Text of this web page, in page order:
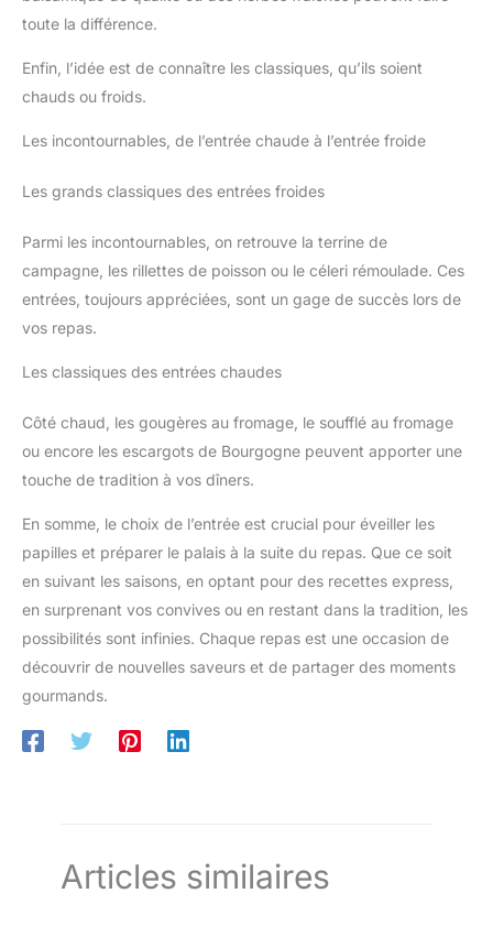
toute la différence.
Enfin, l’idée est de connaître les classiques, qu’ils soient
chauds ou froids.
Les incontournables, de l’entrée chaude à l’entrée froide
Les grands classiques des entrées froides
Parmi les incontournables, on retrouve la terrine de
campagne, les rillettes de poisson ou le céleri rémoulade. Ces
entrées, toujours appréciées, sont un gage de succès lors de
vos repas.
Les classiques des entrées chaudes
Côté chaud, les gougères au fromage, le soufflé au fromage
ou encore les escargots de Bourgogne peuvent apporter une
touche de tradition à vos dîners.
En somme, le choix de l’entrée est crucial pour éveiller les
papilles et préparer le palais à la suite du repas. Que ce soit
en suivant les saisons, en optant pour des recettes express,
en surprenant vos convives ou en restant dans la tradition, les
possibilités sont infinies. Chaque repas est une occasion de
découvrir de nouvelles saveurs et de partager des moments
gourmands.
Articles similaires